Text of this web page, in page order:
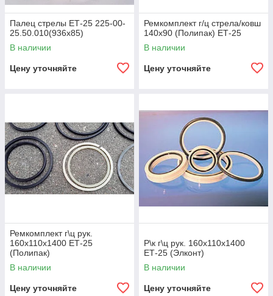
Палец стрелы ЕТ-25 225-00-
25.50.010(936х85)
В наличии
Цену уточняйте
Ремкомплект г/ц стрела/ковш
140х90 (Полипак) ЕТ-25
В наличии
Цену уточняйте
Ремкомплект г\ц рук.
160х110х1400 ЕТ-25
(Полипак)
В наличии
Цену уточняйте
Р\к г\ц рук. 160х110х1400
ЕТ-25 (Элконт)
В наличии
Цену уточняйте